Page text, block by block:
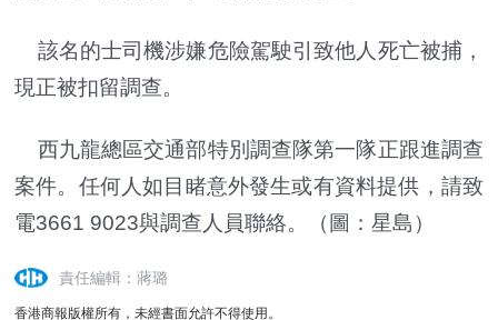
該名的士司機涉嫌危險駕駛引致他人死亡被捕，
現正被扣留調查。
西九龍總區交通部特別調查隊第一隊正跟進調查
案件。任何人如目睹意外發生或有資料提供，請致
電3661 9023與調查人員聯絡。（圖：星島）
責任編輯：蔣璐
香港商報版權所有，未經書面允許不得使用。